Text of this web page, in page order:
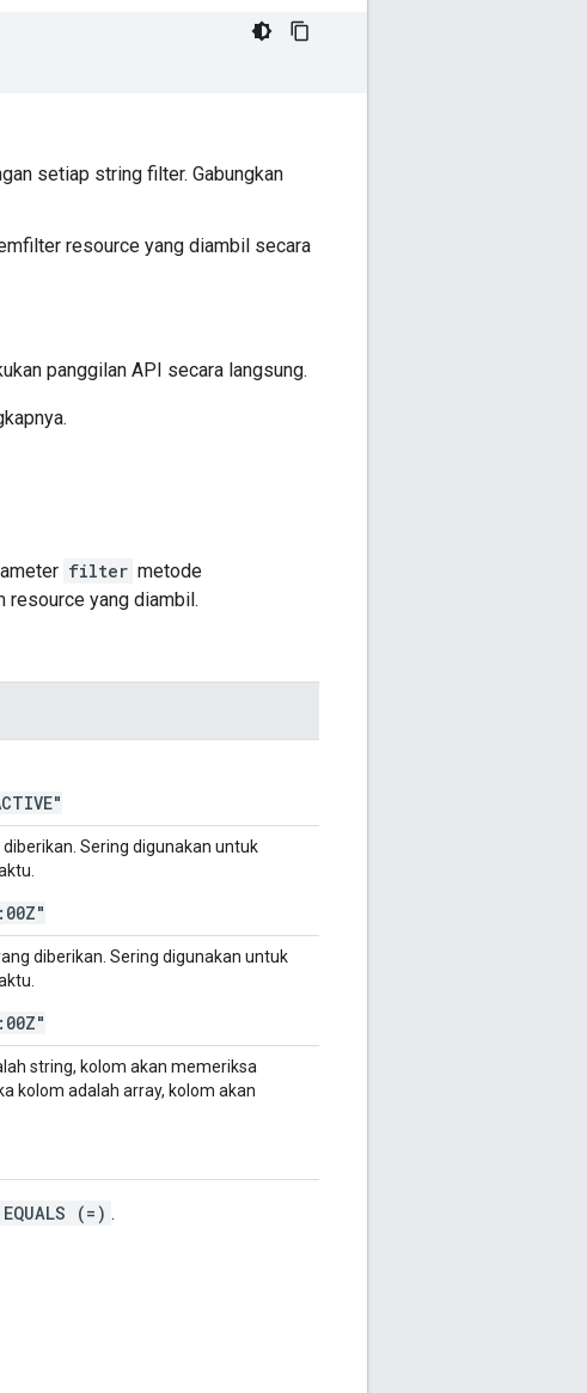
setiap string filter. Gabungkan
resource yang diambil secara
panggilan API secara langsung.
filter metode
resource yang diambil.
Sering digunakan untuk
diberikan. Sering digunakan untuk
string, kolom akan memeriksa
kolom adalah array, kolom akan
EQUALS (=) .